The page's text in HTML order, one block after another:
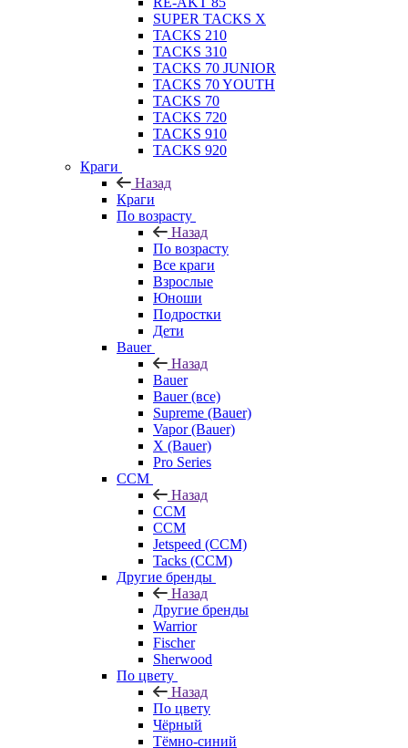
SUPER TACKS X
TACKS 210
TACKS 310
TACKS 70 JUNIOR
TACKS 70 YOUTH
TACKS 70
TACKS 720
TACKS 910
TACKS 920
Краги
Назад
Краги
По возрасту
Назад
По возрасту
Все краги
Взрослые
Юноши
Подростки
Дети
Bauer
Назад
Bauer
Bauer (все)
Supreme (Bauer)
Vapor (Bauer)
X (Bauer)
Pro Series
CCM
Назад
CCM
CCM
Jetspeed (CCM)
Tacks (CCM)
Другие бренды
Назад
Другие бренды
Warrior
Fischer
Sherwood
По цвету
Назад
По цвету
Чёрный
Тёмно-синий